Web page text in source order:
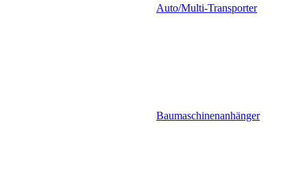
Auto/Multi-Transporter
Baumaschinenanhänger